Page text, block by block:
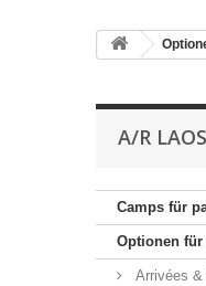
A/R LAOS
Camps für
Optionen für
Arrivées &